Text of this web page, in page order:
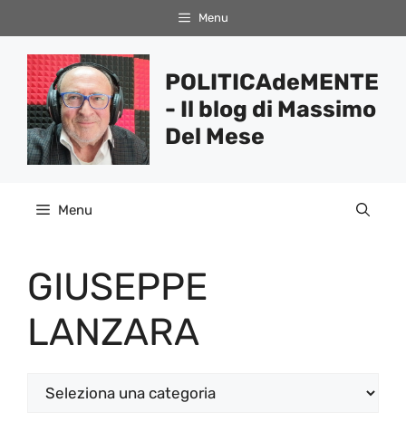
al
contenuto
Menu
POLITICAdeMENTE
- Il blog di Massimo
Del Mese
Menu
GIUSEPPE
LANZARA
Categorie